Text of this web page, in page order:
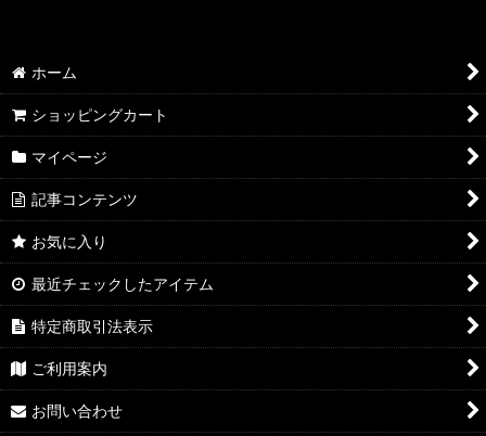
AQP2.0 その他
YUZ3.0 SSP/SP/SR
YUZ3.0 KR/R
YUZ3.0 U/C
YUZ3.0 その他
NEX3.0 SSP/SP/SR
NEX3.0 KR/R
ホーム
ショッピングカート
マイページ
記事コンテンツ
お気に入り
最近チェックしたアイテム
特定商取引法表示
ご利用案内
お問い合わせ